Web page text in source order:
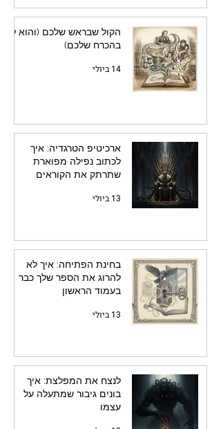
הקול שבראש שלכם (והוא לא
בהכרח שלכם)
14 ביולי
ארכיטיפ הטרגדיה: איך
לכתוב נפילה מפוארת
שתרתק את הקוראים
13 ביולי
בחינת הפתיחה: איך לא
להרוג את הספר שלך כבר
בעמוד הראשון
13 ביולי
לנצח את המפלצת: איך
בונים גיבור שמתעלה על
עצמו